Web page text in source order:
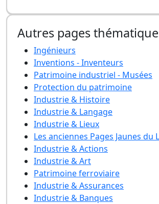
Autres pages
Ingénieurs
Inventions - Inventeurs
Patrimoine industriel - Musées
Protection du patrimoine
Industrie & Histoire
Industrie & Langage
Industrie & Lieux
Les anciennes Pages Jaunes du
Industrie & Actions
Industrie & Art
Patrimoine ferroviaire
Industrie & Assurances
Industrie & Banques